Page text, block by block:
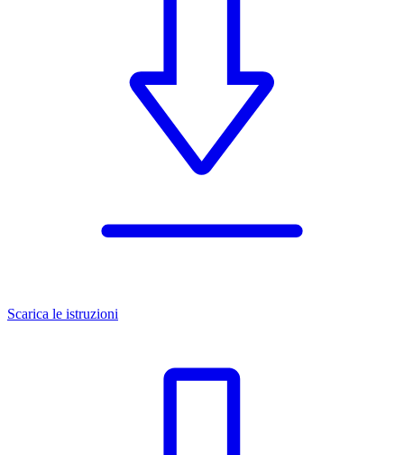
Scarica le istruzioni